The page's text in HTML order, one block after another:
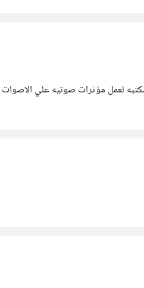
حاليا اقوم علي تطوير موقع بلغه جافا سكربت لعمل مؤثرات بصرية علي الصور